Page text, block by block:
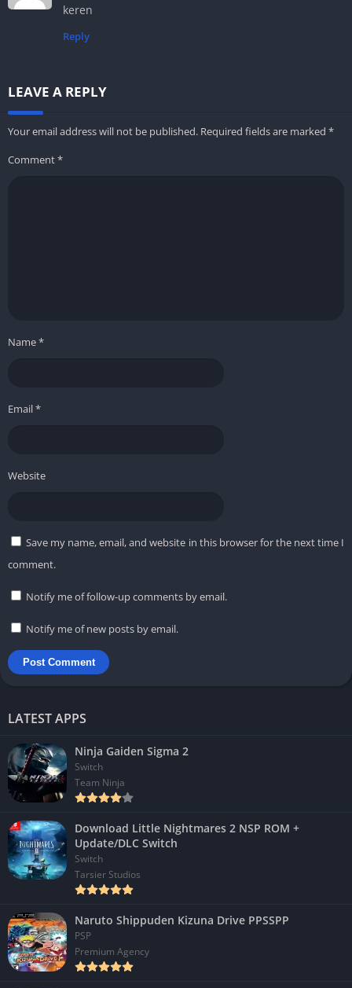
keren
Reply
LEAVE A REPLY
Your email address will not be published. Required fields are marked *
Comment*
Name*
Email*
Website
Save my name, email, and website in this browser for the next time I
comment.
Notify me of follow-up comments by email.
Notify me of new posts by email.
LATEST APPS
Ninja Gaiden Sigma 2
Switch
Team Ninja
Download Little Nightmares 2 NSP ROM +
Update/DLC Switch
Switch
Tarsier Studios
Naruto Shippuden Kizuna Drive PPSSPP
PSP
Premium Agency